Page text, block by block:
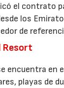
el contrato
los
de
Resort
encuentra en
playas de